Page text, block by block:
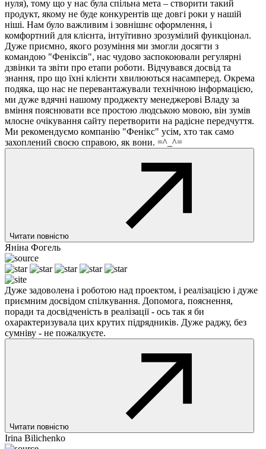
нуля), тому що у нас була спільна мета – створити такий
продукт, якому не буде конкурентів ще довгі роки у нашій
ніші. Нам було важливим і зовнішнє оформлення, і
комфортний для клієнта, інтуїтивно зрозумілий функціонал.
Дуже приємно, якого розуміння ми змогли досягти з
командою "Феніксів", нас чудово заспокоювали регулярні
дзвінки та звіти про етапи роботи. Відчувався досвід та
знання, про що їхні клієнти хвилюються насамперед. Окрема
подяка, що нас не перевантажували технічною інформацією,
ми дуже вдячні нашому проджекту менеджерові Владу за
вміння пояснювати все простою людською мовою, він зумів
млосне очікування сайту перетворити на радісне передчуття.
Ми рекомендуємо компанію "Фенікс" усім, хто так само
захоплений своєю справою, як вони. =^_^=
Читати повністю
Яніна Фогель
Дуже задоволена і роботою над проектом, і реалізацією і дуже
приємним досвідом спілкування. Допомога, пояснення,
поради та досвідченість в реалізації - ось так я би
охарактеризувала цих крутих підрядників. Дуже раджу, без
сумніву - не пожалкуєте.
Читати повністю
Irina Bilichenko